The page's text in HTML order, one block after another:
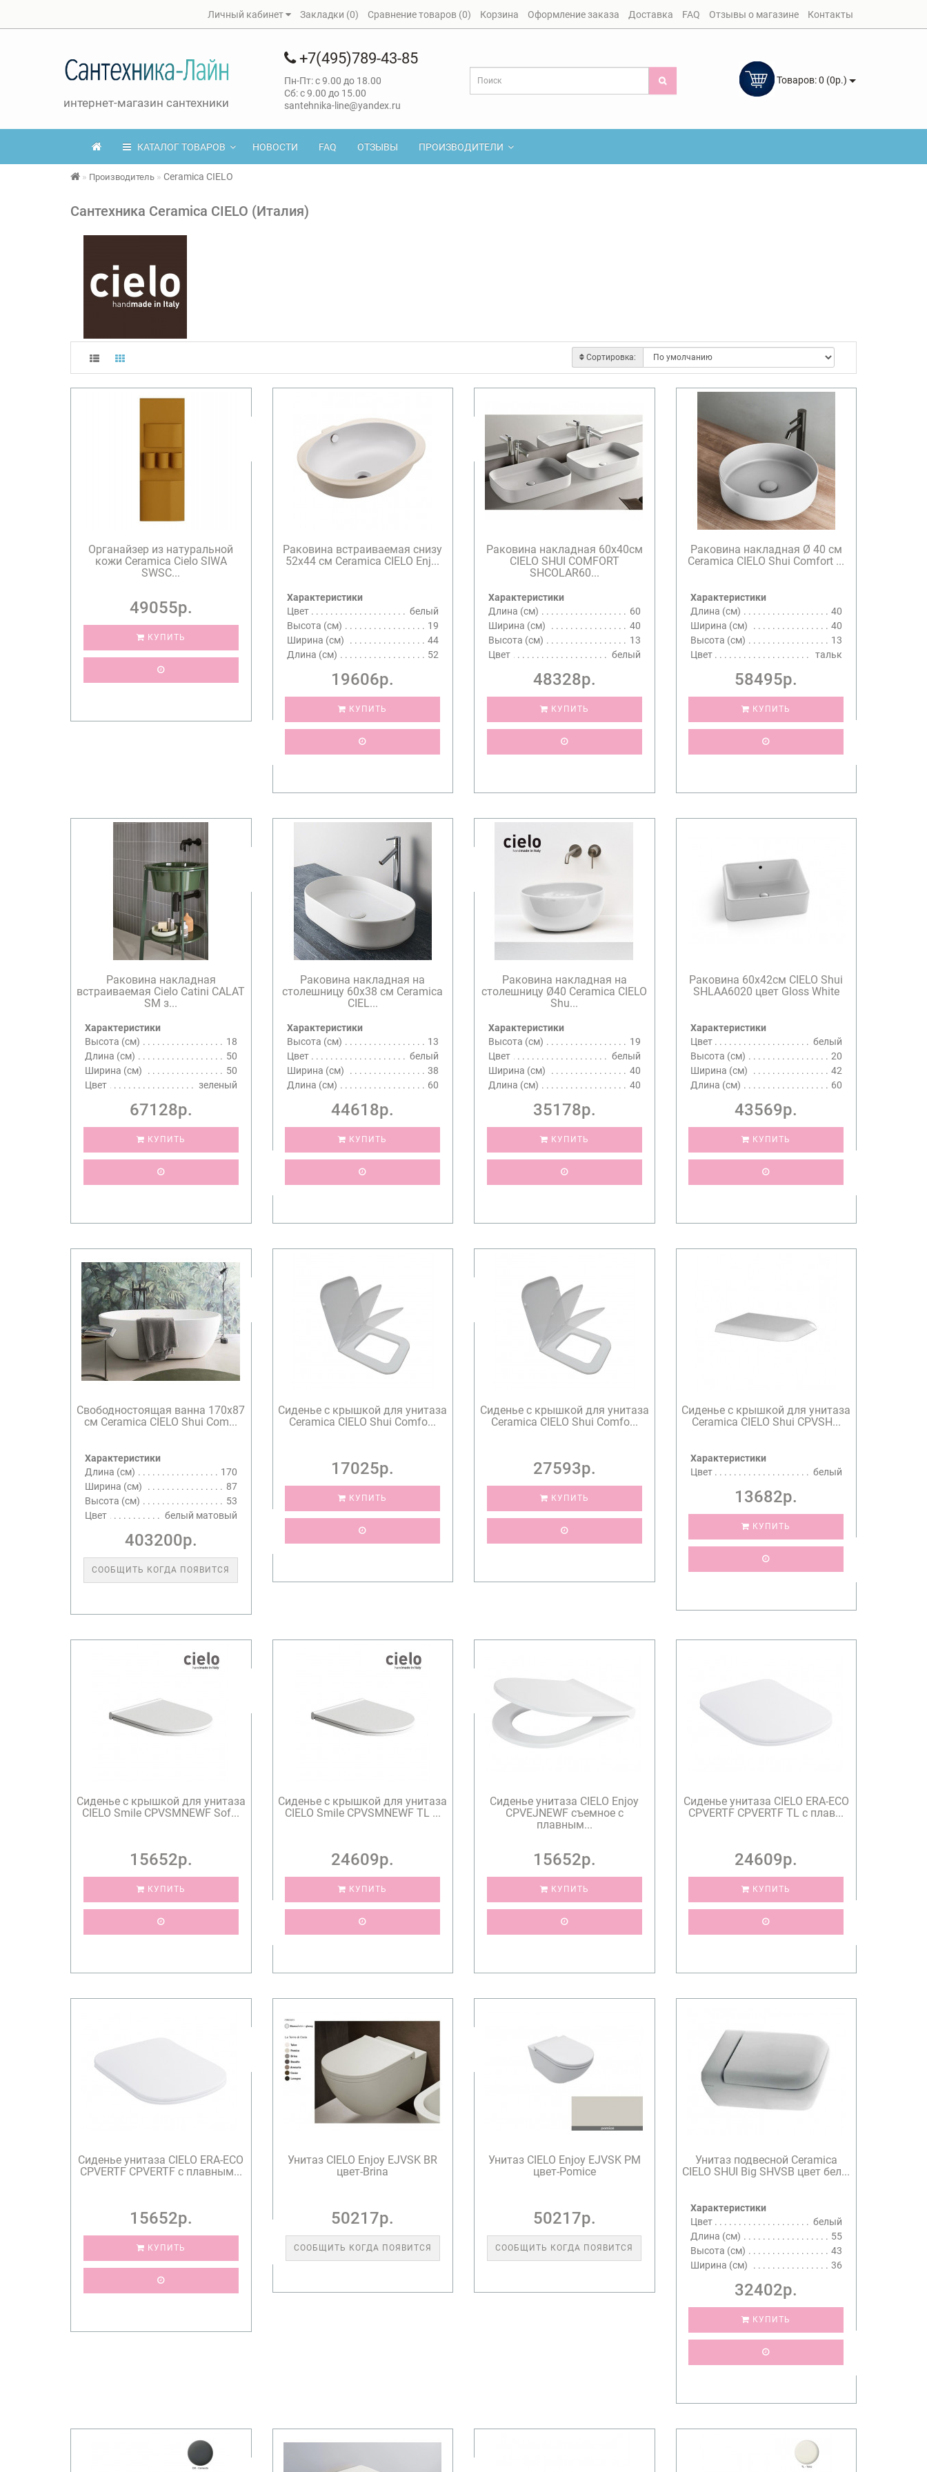
Личный кабинет Закладки (0) Сравнение товаров (0) Корзина Оформление заказа Доставка FAQ Отзывы о магазине Контакты
интернет-магазин сантехники
+7(495)789-43-85
Пн-Пт: с 9.00 до 18.00
Сб: с 9.00 до 15.00
santehnika-line@yandex.ru
Товаров: 0 (0р.)
КАТАЛОГ ТОВАРОВ НОВОСТИ FAQ ОТЗЫВЫ ПРОИЗВОДИТЕЛИ
Производитель Ceramica CIELO
Сантехника Ceramica CIELO (Италия)
Сортировка:
Органайзер из натуральной
кожи Ceramica Cielo SIWA
SWSC...
49055р.
КУПИТЬ
Раковина встраиваемая снизу
52х44 см Ceramica CIELO Enj...
Характеристики
Цвет
белый
Высота (см)
19
Ширина (см)
44
Длина (см)
52
19606р.
КУПИТЬ
Раковина накладная 60х40см
CIELO SHUI COMFORT
SHCOLAR60...
Характеристики
Длина (см)
60
Ширина (см)
40
Высота (см)
13
Цвет
белый
48328р.
КУПИТЬ
Раковина накладная Ø 40 см
Ceramica CIELO Shui Comfort ...
Характеристики
Длина (см)
40
Ширина (см)
40
Высота (см)
13
Цвет
тальк
58495р.
КУПИТЬ
Раковина накладная
встраиваемая Cielo Catini CALAT
SM з...
Характеристики
Высота (см)
18
Длина (см)
50
Ширина (см)
50
Цвет
зеленый
67128р.
КУПИТЬ
Раковина накладная на
столешницу 60х38 см Ceramica
CIEL...
Характеристики
Высота (см)
13
Цвет
белый
Ширина (см)
38
Длина (см)
60
44618р.
КУПИТЬ
Раковина накладная на
столешницу Ø40 Ceramica CIELO
Shu...
Характеристики
Высота (см)
19
Цвет
белый
Ширина (см)
40
Длина (см)
40
35178р.
КУПИТЬ
Раковина 60х42см CIELO Shui
SHLAA6020 цвет Gloss White
Характеристики
Цвет
белый
Высота (см)
20
Ширина (см)
42
Длина (см)
60
43569р.
КУПИТЬ
Свободностоящая ванна 170х87
см Ceramica CIELO Shui Com...
Характеристики
Длина (см)
170
Ширина (см)
87
Высота (см)
53
Цвет
белый матовый
403200р.
СООБЩИТЬ КОГДА ПОЯВИТСЯ
Сиденье с крышкой для унитаза
Ceramica CIELO Shui Comfo...
17025р.
КУПИТЬ
Сиденье с крышкой для унитаза
Ceramica CIELO Shui Comfo...
27593р.
КУПИТЬ
Сиденье с крышкой для унитаза
Ceramica CIELO Shui CPVSH...
Характеристики
Цвет
белый
13682р.
КУПИТЬ
Сиденье с крышкой для унитаза
CIELO Smile CPVSMNEWF Sof...
15652р.
КУПИТЬ
Сиденье с крышкой для унитаза
CIELO Smile CPVSMNEWF TL ...
24609р.
КУПИТЬ
Сиденье унитаза CIELO Enjoy
CPVEJNEWF съемное с
плавным...
15652р.
КУПИТЬ
Сиденье унитаза CIELO ERA-ECO
CPVERTF CPVERTF TL с плав...
24609р.
КУПИТЬ
Сиденье унитаза CIELO ERA-ECO
CPVERTF CPVERTF с плавным...
15652р.
КУПИТЬ
Унитаз CIELO Enjoy EJVSK BR
цвет-Brina
50217р.
СООБЩИТЬ КОГДА ПОЯВИТСЯ
Унитаз CIELO Enjoy EJVSK PM
цвет-Pomice
50217р.
СООБЩИТЬ КОГДА ПОЯВИТСЯ
Унитаз подвесной Ceramica
CIELO SHUI Big SHVSB цвет бел...
Характеристики
Цвет
белый
Длина (см)
55
Высота (см)
43
Ширина (см)
36
32402р.
КУПИТЬ